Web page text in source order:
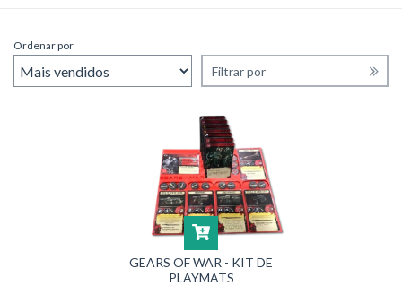
Ordenar por
Filtrar por
GEARS OF WAR - KIT DE
PLAYMATS